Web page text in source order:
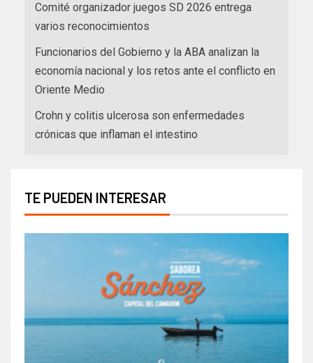
Comité organizador juegos SD 2026 entrega
varios reconocimientos
Funcionarios del Gobierno y la ABA analizan la
economía nacional y los retos ante el conflicto en
Oriente Medio
Crohn y colitis ulcerosa son enfermedades
crónicas que inflaman el intestino
TE PUEDEN INTERESAR